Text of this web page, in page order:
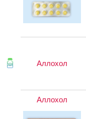
Аллохол
Аллохол